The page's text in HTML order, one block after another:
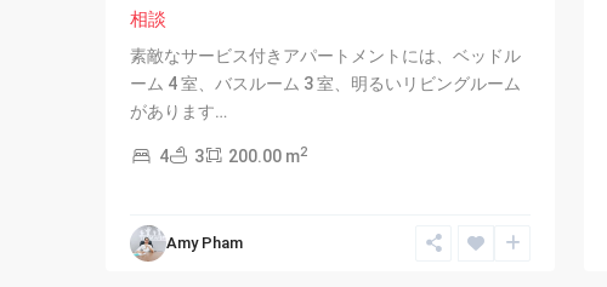
相談
素敵なサービス付きアパートメントには、ベッドル
ーム 4 室、バスルーム 3 室、明るいリビングルーム
があります…
4 3 200.00 m2
Amy Pham
Ho
West
Lake,